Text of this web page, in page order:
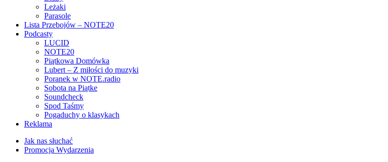
Leżaki
Parasole
Lista Przebojów – NOTE20
Podcasty
LUCID
NOTE20
Piątkowa Domówka
Lubert – Z miłości do muzyki
Poranek w NOTE.radio
Sobota na Piątke
Soundcheck
Spod Taśmy
Pogaduchy o klasykach
Reklama
Jak nas słuchać
Promocja Wydarzenia